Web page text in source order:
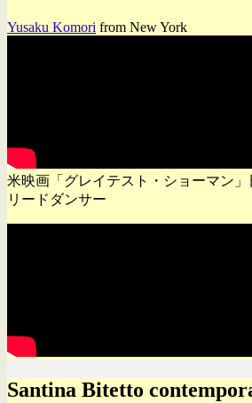
Yusaku Komori from New York
米映画「グレイテスト・ショーマン」
リードダンサー
Santina Bitetto